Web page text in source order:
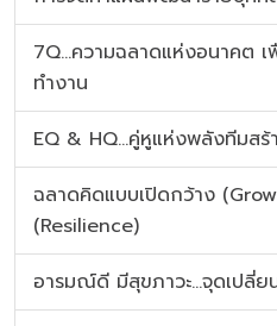
7Q…ความฉลาดแห่งอนาคต เ
ทำงาน
EQ & HQ…คู่หูแห่งพลังทีมส
ฉลาดคิดแบบเปิดกว้าง
(Resilience)
อารมณ์ดี มีสุขภาวะ...จุดเปลี่